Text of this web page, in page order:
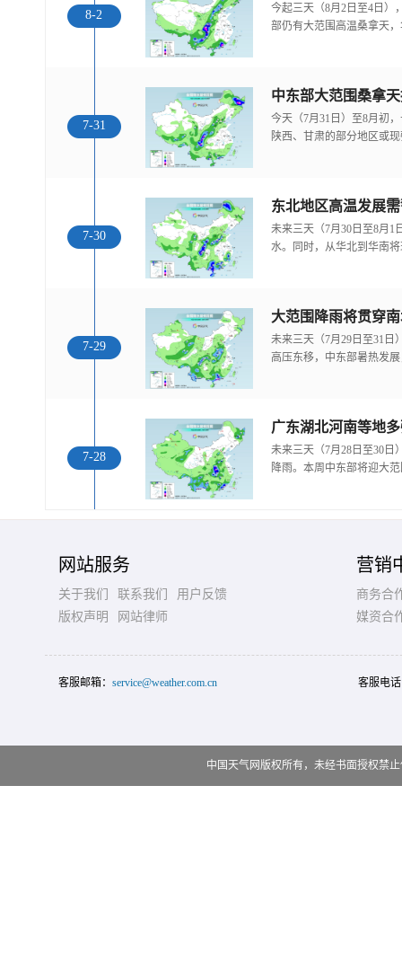
8-2
今起三天（8月2日至4日）
部仍有大范围高温桑拿天
7-31
中东部大范围桑拿
今天（7月31日）至8月初
陕西、甘肃的部分地区或
7-30
东北地区高温发展
未来三天（7月30日至8月1
水。同时，从华北到华南
7-29
大范围降雨将贯穿
未来三天（7月29日至31日
高压东移，中东部暑热发
7-28
广东湖北河南等地
未来三天（7月28日至30日
降雨。本周中东部将迎大
网站服务
关于我们 联系我们
用户反馈
版权声明
网站律师
营销
商务合
媒资合
客服邮箱： service@weather.com.cn 客服电
中国天气网版权所有，未经书面授权